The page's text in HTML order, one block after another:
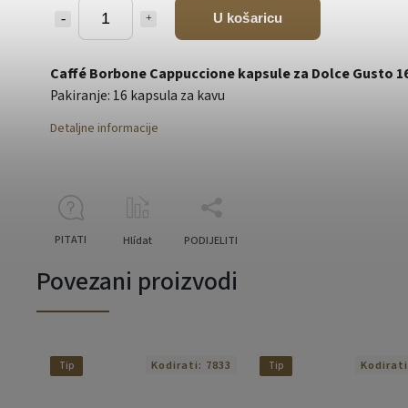
U košaricu
Caffé Borbone Cappuccione kapsule za Dolce Gusto
Pakiranje: 16 kapsula za kavu
Detaljne informacije
PITATI Hlídat PODIJELITI
Povezani proizvodi
Tip Kodirati: 7833 Tip